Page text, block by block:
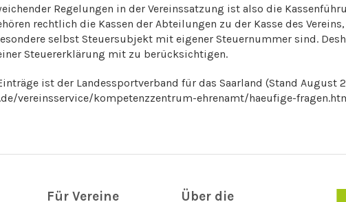
Regelungen in der Vereinssatzung ist also die
rechtlich die Kassen der Abteilungen zu der Kasse des
selbst Steuersubjekt mit eigener Steuernummer sind.
Steuererklärung mit zu berücksichtigen.
ist der Landessportverband für das Saarland (Stand August
vereinsservice/kompetenzzentrum-ehrenamt/haeufige-
Für Vereine Über die